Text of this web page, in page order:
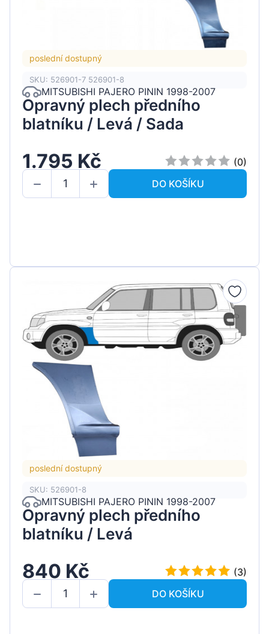
poslední dostupný
SKU: 526901-7 526901-8
MITSUBISHI PAJERO PININ 1998-2007
Opravný plech předního
blatníku / Levá / Sada
1.795 Kč
(0)
DO KOŠÍKU
poslední dostupný
SKU: 526901-8
MITSUBISHI PAJERO PININ 1998-2007
Opravný plech předního
blatníku / Levá
840 Kč
(3)
DO KOŠÍKU